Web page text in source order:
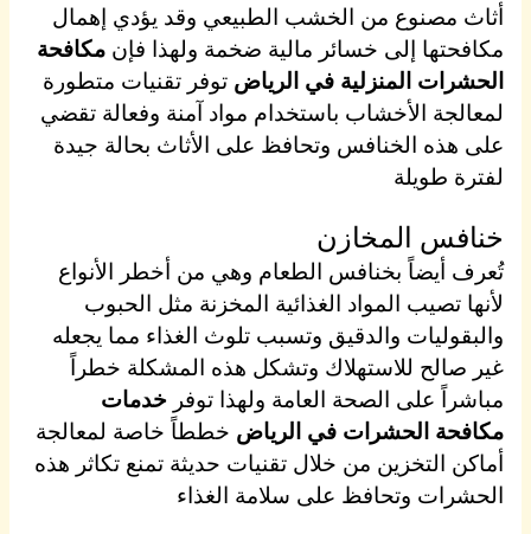
أثاث مصنوع من الخشب الطبيعي وقد يؤدي إهمال
مكافحتها إلى خسائر مالية ضخمة ولهذا فإن مكافحة
الحشرات المنزلية في الرياضتوفر تقنيات متطورة
لمعالجة الأخشاب باستخدام مواد آمنة وفعالة تقضي
على هذه الخنافس وتحافظ على الأثاث بحالة جيدة
لفترة طويلة
خنافس المخازن
تُعرف أيضاً بخنافس الطعام وهي من أخطر الأنواع
لأنها تصيب المواد الغذائية المخزنة مثل الحبوب
والبقوليات والدقيق وتسبب تلوث الغذاء مما يجعله
غير صالح للاستهلاك وتشكل هذه المشكلة خطراً
مباشراً على الصحة العامة ولهذا توفرخدمات
مكافحة الحشرات في الرياض خططاً خاصة لمعالجة
أماكن التخزين من خلال تقنيات حديثة تمنع تكاثر هذه
الحشرات وتحافظ على سلامة الغذاء